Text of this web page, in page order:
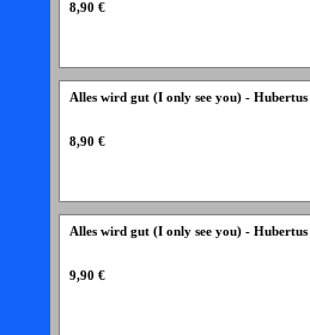
8,90 €
Alles wird gut (I only see you) -
8,90 €
Alles wird gut (I only see you) -
9,90 €